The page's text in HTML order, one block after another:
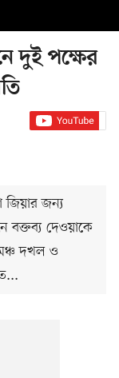
দুই পক্ষের
জিয়ার জন্য
বক্তব্য দেওয়াকে
দখল ও